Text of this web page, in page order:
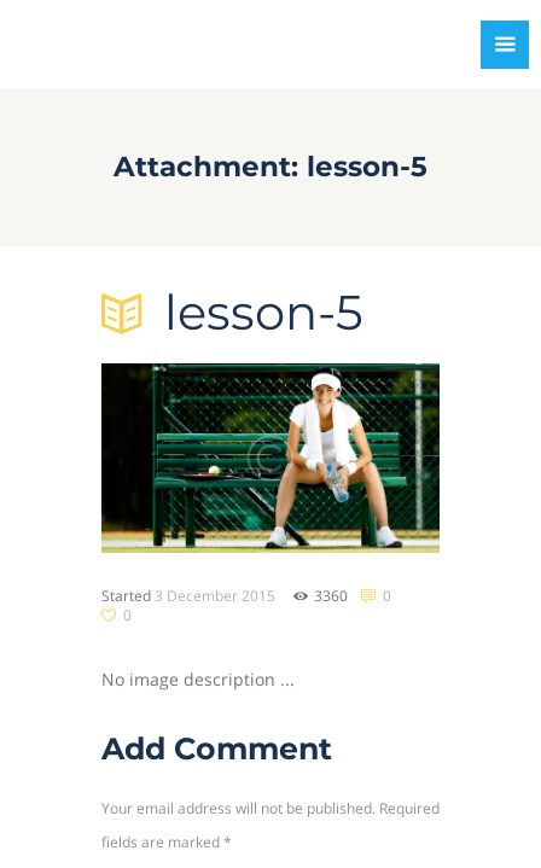
Attachment: lesson-5
lesson-5
Started 3 December 2015 3360
0
0
No image description ...
Add Comment
Your email address will not be published. Required
fields are marked *